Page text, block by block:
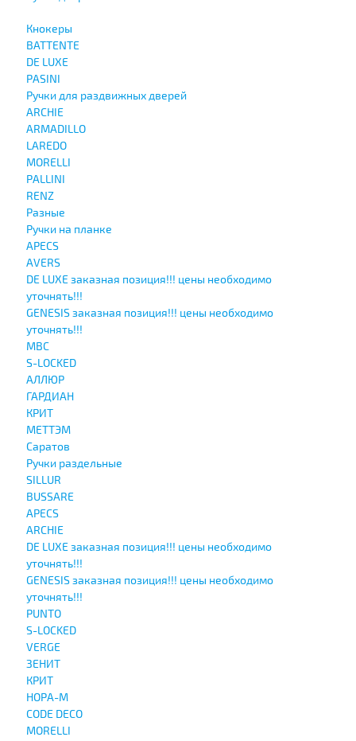
Кнокеры
BATTENTE
DE LUXE
PASINI
Ручки для раздвижных дверей
ARCHIE
ARMADILLO
LAREDO
MORELLI
PALLINI
RENZ
Разные
Ручки на планке
APECS
AVERS
DE LUXE заказная позиция!!! цены необходимо
уточнять!!!
GENESIS заказная позиция!!! цены необходимо
уточнять!!!
MBC
S-LOCKED
АЛЛЮР
ГАРДИАН
КРИТ
МЕТТЭМ
Саратов
Ручки раздельные
SILLUR
BUSSARE
APECS
ARCHIE
DE LUXE заказная позиция!!! цены необходимо
уточнять!!!
GENESIS заказная позиция!!! цены необходимо
уточнять!!!
PUNTO
S-LOCKED
VERGE
ЗЕНИТ
КРИТ
НОРА-М
CODE DECO
MORELLI